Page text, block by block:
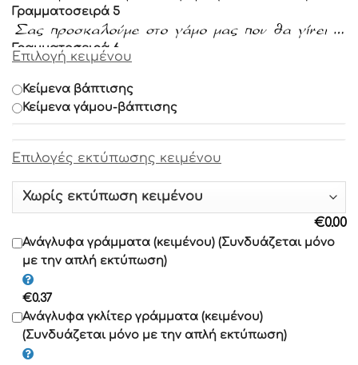
Γραμματοσειρά 5
Γραμματοσειρά 6
Γραμματοσειρά 7
Γραμματοσειρά 9
Γραμματοσειρά 10
Γραμματοσειρά 11
Γραμματοσειρά 12
Γραμματοσειρά 13
Γραμματοσειρά 14
Επιλογή κειμένου
Κείμενα βάπτισης
Κείμενα γάμου-βάπτισης
Eπιλογές εκτύπωσης κειμένου
€0.00
Ανάγλυφα γράμματα (κειμένου) (Συνδυάζεται μόνο
με την απλή εκτύπωση)
€0.37
Ανάγλυφα γκλίτερ γράμματα (κειμένου)
(Συνδυάζεται μόνο με την απλή εκτύπωση)